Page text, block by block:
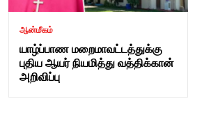
ஆன்மீகம்
யாழ்ப்பாண மறைமாவட்டத்துக்கு
புதிய ஆயர் நியமித்து வத்திக்கான்
அறிவிப்பு